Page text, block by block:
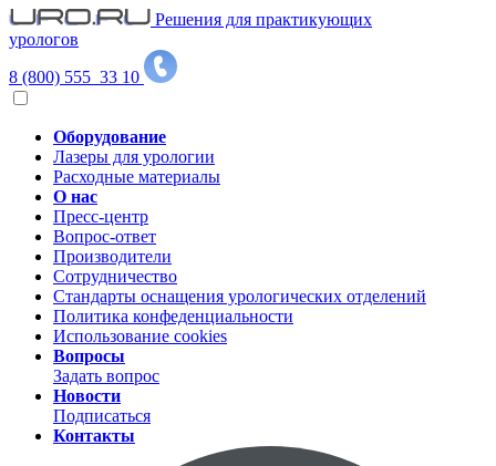
Решения для практикующих
урологов
8 (800) 555 33 10
Оборудование
Лазеры для урологии
Расходные материалы
О нас
Пресс-центр
Вопрос-ответ
Производители
Сотрудничество
Стандарты оснащения урологических отделений
Политика конфеденциальности
Использование cookies
Вопросы
Задать вопрос
Новости
Подписаться
Контакты